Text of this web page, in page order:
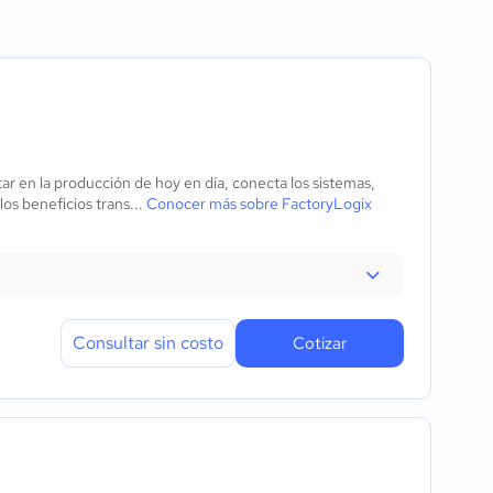
en la producción de hoy en día, conecta los sistemas,
beneficios trans... Conocer más sobre FactoryLogix
Consultar sin costo Cotizar